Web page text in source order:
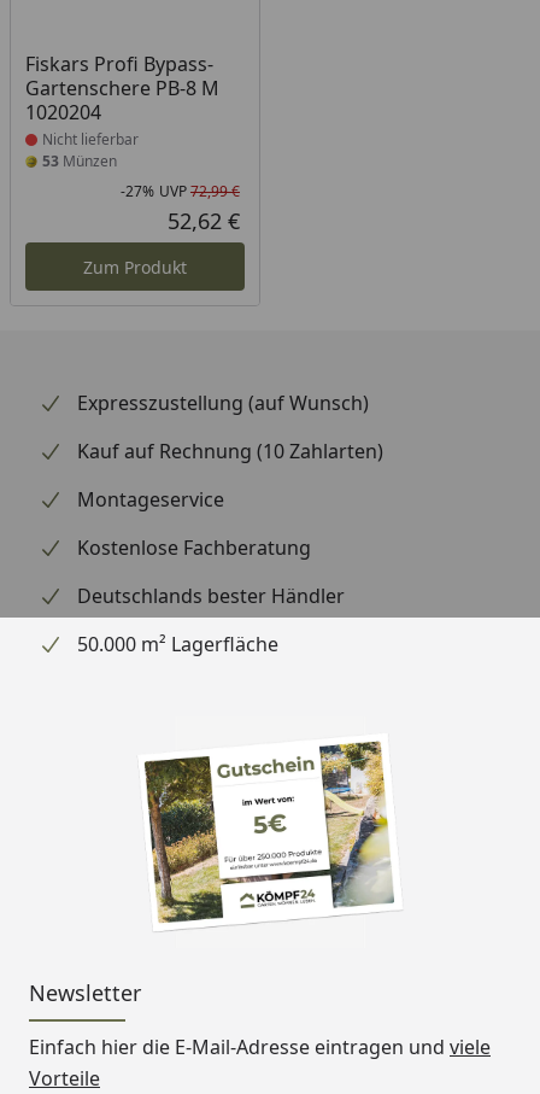
Fiskars Profi Bypass-
Gartenschere PB-8 M
1020204
Produkt nicht lieferbar
Nicht lieferbar
53 Münzen
Rabatt in Prozent
-27%
Ursprünglicher Preis
UVP72,99 €
Aktueller Preis
52,62 €
Zum Produkt
Expresszustellung (auf Wunsch)
Kauf auf Rechnung (10 Zahlarten)
Montageservice
Kostenlose Fachberatung
Deutschlands bester Händler
50.000 m² Lagerfläche
Newsletter
Einfach hier die E-Mail-Adresse eintragen und viele
Vorteile